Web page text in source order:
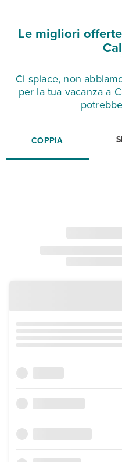
Le migliori
Ci spiace, non
per la tua vacanza a
COPPIA